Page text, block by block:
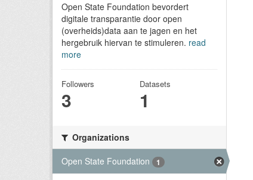
Open State Foundation bevordert
digitale transparantie door open
(overheids)data aan te jagen en het
hergebruik hiervan te stimuleren. read
more
Followers
3
Datasets
1
Organizations
Open State Foundation
1